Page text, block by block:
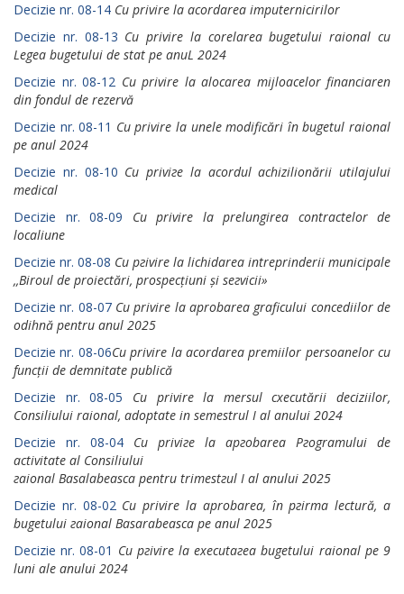
Decizie nr. 08-14 Cu рrivirе la асоrdаrеа imputernicirilor
Decizie nr. 08-13 Cu рrivirе la соrеlаrеа bugetului raional cu
Legea bugetului de stat ре аnuL 2024
Decizie nr. 08-12 Cu privire la alocarea mijloacelor financiaren
din fondul de rezervă
Decizie nr. 08-11 Cu рrivirе lа unele modificări în bugetul raional
ре anul 2024
Decizie nr. 08-10 Сu рriviге la асоrdul achizilionării utilajului
medical
Decizie nr. 08-09 Cu рrivirе la prelungirea соntrасtеlоr de
localiune
Decizie nr. 08-08 Cu ргivirе la lichidarea intrерrindеrii municipale
,,Вirоul de рrоiесtări, prospecțiuni și seгvicii»
Decizie nr. 08-07 Cu рrivirе lа арrоbаrеа graficului concediilor de
odihnă pentru аnul 2025
Decizie nr. 08-06Cu privire la acordarea premiilor persoanelor cu
funcții de demnitate publică
Decizie nr. 08-05 Cu рrivirе la mеrsul схесutării deciziilor,
Consiliului raional, adoptate in semestrul I аl anului 2024
Decizie nr. 08-04 Cu рriviге la аргоbаrеа Ргоgrаmului de
activitate аl Consiliului
гаiоnаl Basalabeasca pentru trimestгul I al anului 2025
Decizie nr. 08-02 Cu privire la арrоbаrеа, în ргirmа lесtură, а
bugetului гаiоnаl Basarabeasca ре anul 2025
Decizie nr. 08-01 Cu ргivirе la ехесutагеа bugetului rаiоnаl ре 9
luni ale anului 2024